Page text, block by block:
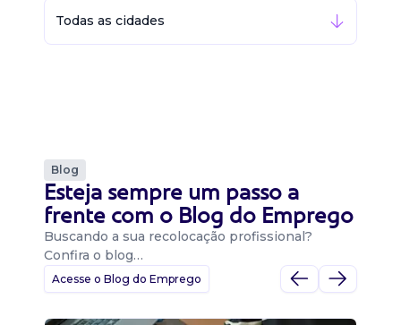
Todas as cidades
Blog
Esteja sempre um passo a
frente com o Blog do Emprego
Buscando a sua recolocação profissional?
Confira o blog…
Acesse o Blog do Emprego